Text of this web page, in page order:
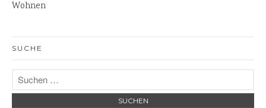
Bänke
Steinschalen
Skulpturen
Wohnen
SUCHE